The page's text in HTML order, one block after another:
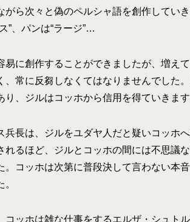
がら次々と偽のペルシャ語を創作してい
”、パンは“ラージ”…
易に創作することができましたが、増え
、常に反芻しなくてはなりませんでした
り、ジルはコッホから信用を得ていきます
兵長は、ジルをユダヤ人だと疑いコッホ
れるほど、ジルとコッホの間には不思議
。コッホは次第に普段決して言わない本
コッホは雑な仕事をするエルザ・シュト